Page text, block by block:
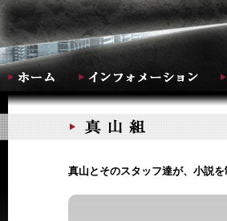
真山とそのスタッフ達が、小説